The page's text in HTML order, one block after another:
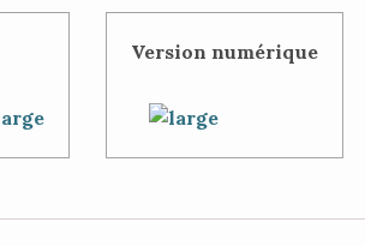
Version numérique